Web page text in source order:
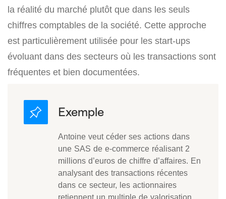
la réalité du marché plutôt que dans les seuls
chiffres comptables de la société. Cette approche
est particulièrement utilisée pour les start-ups
évoluant dans des secteurs où les transactions sont
fréquentes et bien documentées.
Antoine veut céder ses actions dans
une SAS de e-commerce réalisant 2
millions d’euros de chiffre d’affaires. En
analysant des transactions récentes
dans ce secteur, les actionnaires